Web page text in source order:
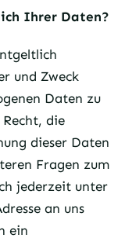
Ihrer Daten?
und Zweck
Daten zu
die
dieser Daten
Fragen zum
jederzeit unter
an uns
ein